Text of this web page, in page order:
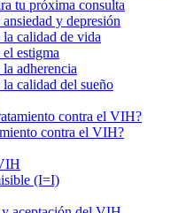
tu próxima consulta
y depresión
calidad de vida
estigma
adherencia
calidad del sueño
contra el VIH?
contra el VIH?
(I=I)